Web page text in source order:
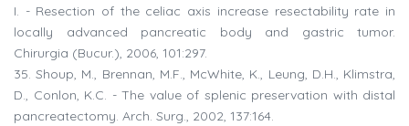
I. - Resection of the celiac axis increase resectability rate in
locally advanced pancreatic body and gastric tumor.
Chirurgia (Bucur.), 2006, 101:297.
35. Shoup, M., Brennan, M.F., McWhite, K., Leung, D.H., Klimstra,
D., Conlon, K.C. - The value of splenic preservation with distal
pancreatectomy. Arch. Surg., 2002, 137:164.